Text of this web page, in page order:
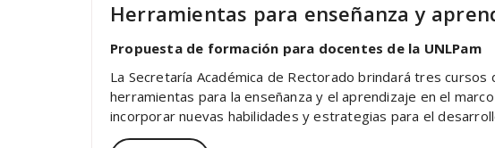
Herramientas para enseñanza y
Propuesta de formación para docentes de la UNLPam
La Secretaría Académica de Rectorado brindará tres
herramientas para la enseñanza y el aprendizaje en el
incorporar nuevas habilidades y estrategias para el